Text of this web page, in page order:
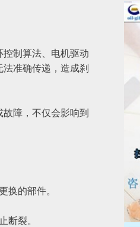
制算法、电机驱动
准确传递，造成刹
障，不仅会影响到
换的部件。
断裂。